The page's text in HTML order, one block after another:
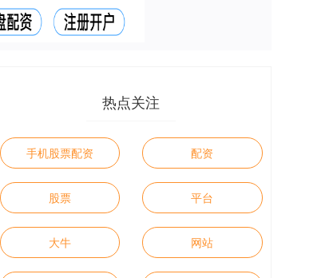
热点关注
手机股票配资 配资
股票 平台
大牛 网站